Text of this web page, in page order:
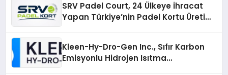
SRV Padel Court, 24 Ülkeye İhracat
Yapan Türkiye’nin Padel Kortu Üretim
Kleen-Hy-Dro-Gen Inc., Sıfır Karbon
Emisyonlu Hidrojen Isıtma